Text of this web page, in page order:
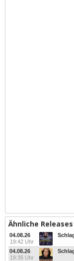
Ähnliche Releases
04.08.26
19:42 Uhr
04.08.26
19:35 Uhr